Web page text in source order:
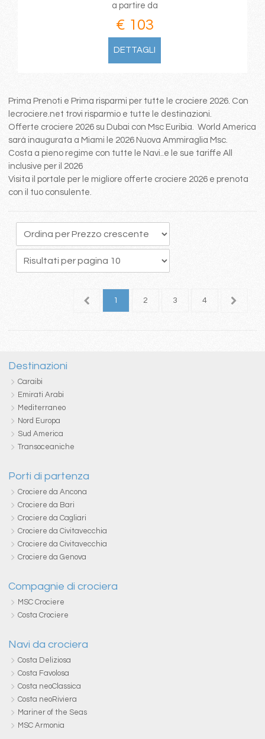
a partire da
€ 103
DETTAGLI
Prima Prenoti e Prima risparmi per tutte le crociere 2026. Con
lecrociere.net trovi risparmio e tutte le destinazioni.
Offerte crociere 2026 su Dubai con Msc Euribia. World America
sarà inaugurata a Miami le 2026 Nuova Ammiraglia Msc.
Costa a pieno regime con tutte le Navi..e le sue tariffe All
inclusive per il 2026
Visita il portale per le migliore offerte crociere 2026 e prenota
con il tuo consulente.
1 2 3 4 5
Destinazioni
Caraibi
Emirati Arabi
Mediterraneo
Nord Europa
Sud America
Transoceaniche
Porti di partenza
Crociere da Ancona
Crociere da Bari
Crociere da Cagliari
Crociere da Civitavecchia
Crociere da Civitavecchia
Crociere da Genova
Compagnie di crociera
MSC Crociere
Costa Crociere
Navi da crociera
Costa Deliziosa
Costa Favolosa
Costa neoClassica
Costa neoRiviera
Mariner of the Seas
MSC Armonia